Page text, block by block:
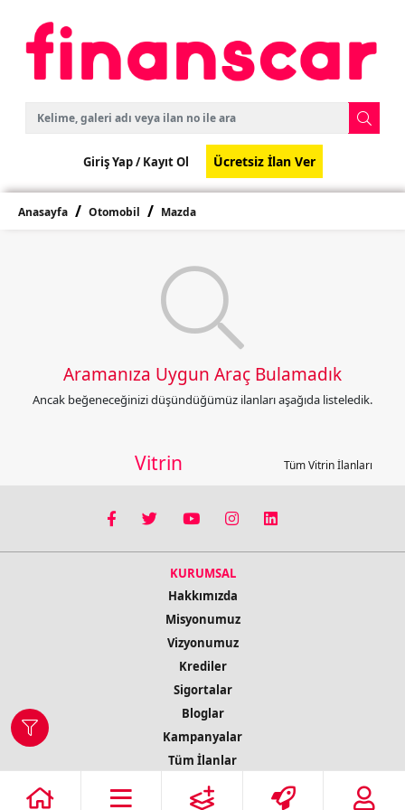
Giriş Yap /Kayıt Ol Ücretsiz İlan Ver
Anasayfa Otomobil Mazda
Aramanıza Uygun Araç Bulamadık
Ancak beğeneceğinizi düşündüğümüz ilanları aşağıda listeledik.
Vitrin Tüm Vitrin İlanları
KURUMSAL
Hakkımızda
Misyonumuz
Vizyonumuz
Krediler
Sigortalar
Bloglar
Kampanyalar
Tüm İlanlar
İletişim Bilgileri